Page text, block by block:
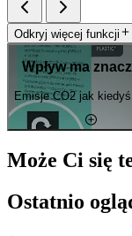
Odkryj więcej funkcji
Wpływ ma
Emisje CO2 jak
Może Ci się
Ostatnio